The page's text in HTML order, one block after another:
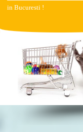
in Bucuresti !